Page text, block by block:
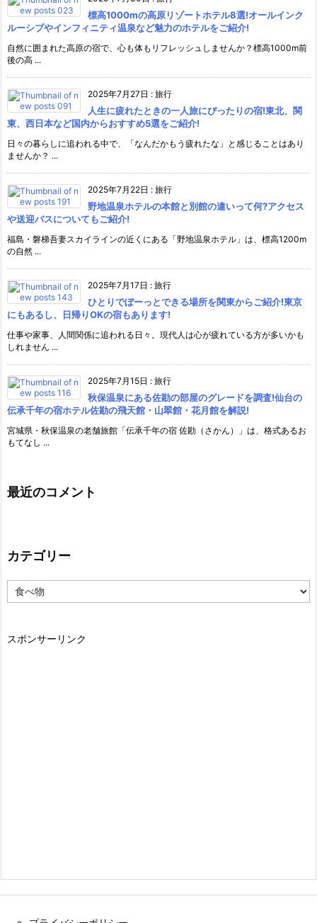
標高1000mの高原リゾートホテル8選!オールインク
ルーシブやインフィニティ温泉など魅力のホテルをご紹介!
自然に囲まれた高原の宿で、心も体もリフレッシュしませんか？標高1000m前
後の高 ...
2025年7月27日 : 旅行
人生に疲れたときの一人旅にぴったりの宿!東北、関
東、西日本など国内からおすすめ5選をご紹介!
日々の暮らしに追われる中で、「なんだかもう疲れたな」と感じることはあり
ませんか？ ...
2025年7月22日 : 旅行
野地温泉ホテルの本館と別館の違いって何?アクセス
や送迎バスについてもご紹介!
福島・磐梯吾妻スカイラインの近くにある「野地温泉ホテル」は、標高1200m
の自然 ...
2025年7月17日 : 旅行
ひとりでぼーっとできる場所を関東からご紹介!東京
にもあるし、日帰りOKの宿もあります!
仕事や家事、人間関係に追われる日々。現代人は心が疲れている方が多いかも
しれません ...
2025年7月15日 : 旅行
秋保温泉にある佐勘の部屋のグレードを調査!仙台の
伝承千年の宿ホテル佐勘の飛天館・山翠館・花月館を解説!
宮城県・秋保温泉の老舗旅館「伝承千年の宿 佐勘（さかん）」は、格式あるお
もてなし ...
最近のコメント
カテゴリー
カ
テ
ー
スポンサーリンク